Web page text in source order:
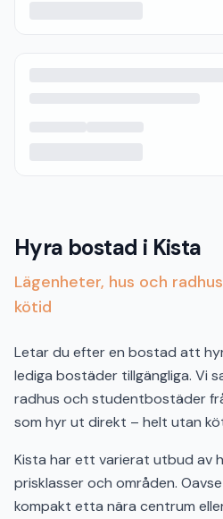
Hyra bostad i Kista
Lägenheter, hus och
kötid
Letar du efter en bostad att
lediga bostäder tillgängliga. Vi
radhus och studentbostäder
som hyr ut direkt – helt utan
Kista har ett varierat utbud av
prisklasser och områden.
kompakt etta nära centrum